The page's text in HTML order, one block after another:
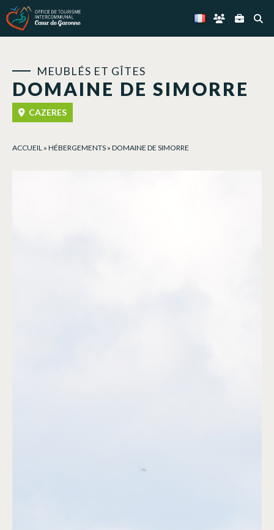
DOMAINE DE SIMORRE
MEUBLÉS ET GÎTES
CAZERES
ACCUEIL » HÉBERGEMENTS » DOMAINE DE SIMORRE
Panneau de gestion des cookies